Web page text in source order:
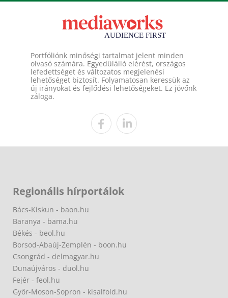
Portfóliónk minőségi tartalmat jelent minden
olvasó számára. Egyedülálló elérést, országos
lefedettséget és változatos megjelenési
lehetőséget biztosít. Folyamatosan keressük az
új irányokat és fejlődési lehetőségeket. Ez jövőnk
záloga.
Regionális hírportálok
Bács-Kiskun - baon.hu
Baranya - bama.hu
Békés - beol.hu
Borsod-Abaúj-Zemplén - boon.hu
Csongrád - delmagyar.hu
Dunaújváros - duol.hu
Fejér - feol.hu
Győr-Moson-Sopron - kisalfold.hu